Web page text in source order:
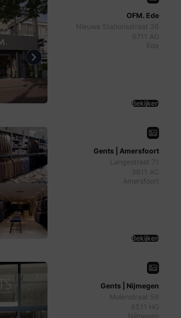
Next
OFM. Ede
Nieuwe Stationsstraat 36
6711 AG
Ede
Bekijken
Gents | Amersfoort
Langestraat 71
3811 AC
Amersfoort
Bekijken
Gents | Nijmegen
Molenstraat 56
6511 HG